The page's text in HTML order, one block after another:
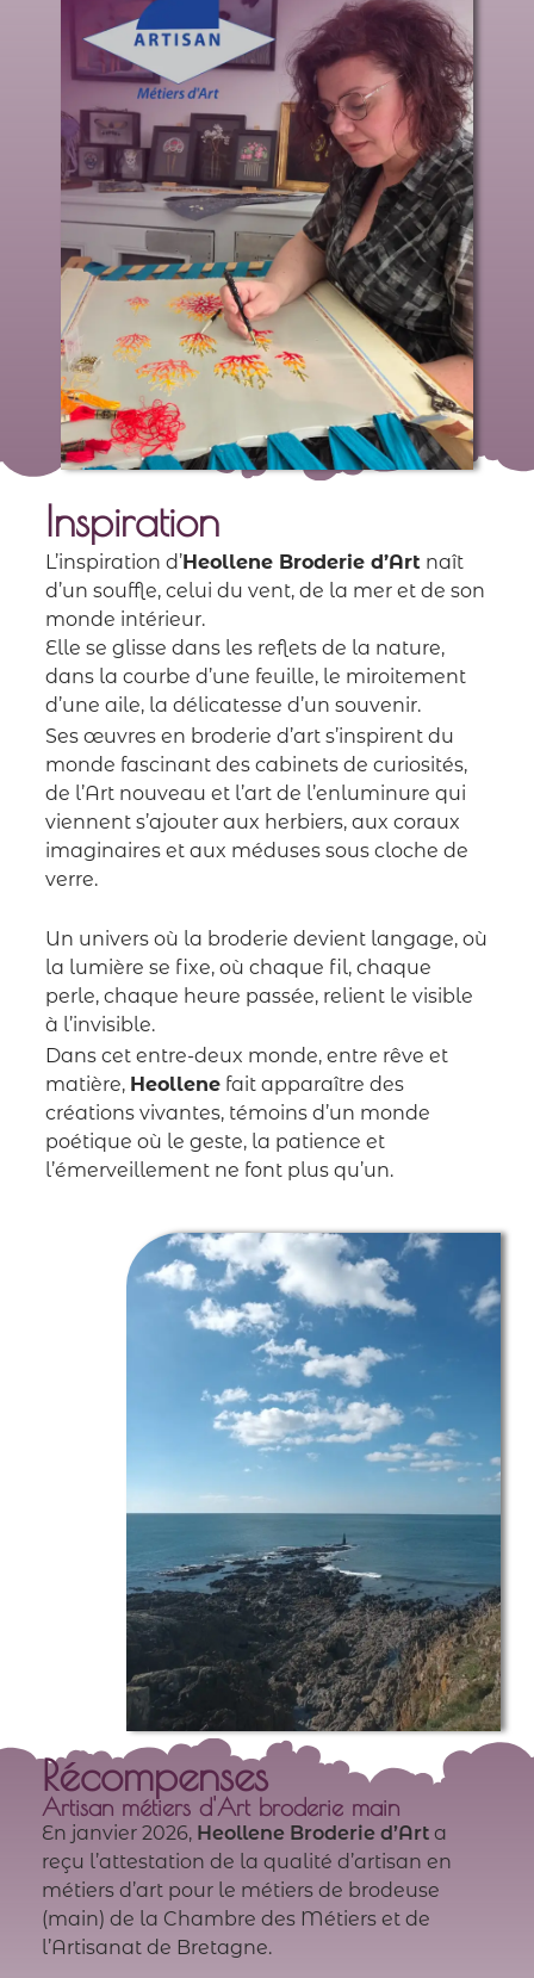
Inspiration
L’inspiration d’Heollene Broderie d’Art naît
d’un souffle, celui du vent, de la mer et de son
monde intérieur.
Elle se glisse dans les reflets de la nature,
dans la courbe d’une feuille, le miroitement
d’une aile, la délicatesse d’un souvenir.
Ses œuvres en broderie d’art s’inspirent du
monde fascinant des cabinets de curiosités,
de l’Art nouveau et l’art de l’enluminure qui
viennent s’ajouter aux herbiers, aux coraux
imaginaires et aux méduses sous cloche de
verre.
Un univers où la broderie devient langage, où
la lumière se fixe, où chaque fil, chaque
perle, chaque heure passée, relient le visible
à l’invisible.
Dans cet entre-deux monde, entre rêve et
matière, Heollene fait apparaître des
créations vivantes, témoins d’un monde
poétique où le geste, la patience et
l’émerveillement ne font plus qu’un.
Récompenses
Artisan métiers d'Art broderie main
En janvier 2026, Heollene Broderie d’Art a
reçu l’attestation de la qualité d’artisan en
métiers d’art pour le métiers de brodeuse
(main) de la Chambre des Métiers et de
l’Artisanat de Bretagne.